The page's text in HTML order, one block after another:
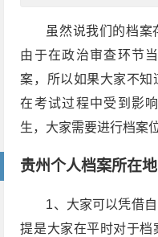
虽然说我们的档案
由于在政治审查环节
案，所以如果大家不
在考试过程中受到影
生，大家需要进行档案
贵州个人档案所在地
1、大家可以凭借
提是大家在平时对于档